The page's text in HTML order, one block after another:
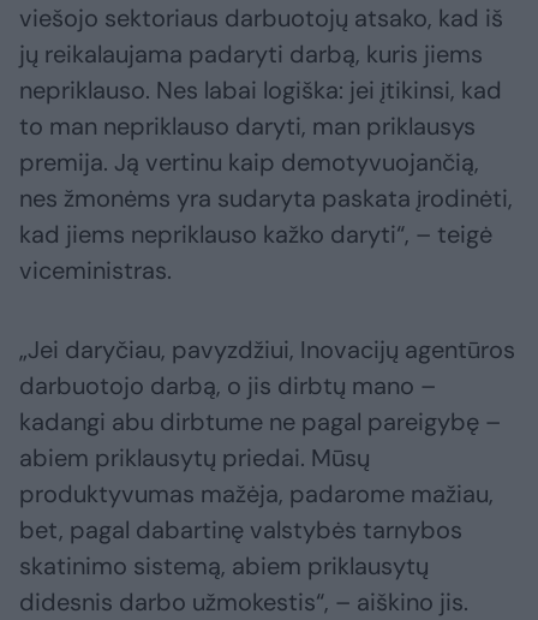
viešojo sektoriaus darbuotojų atsako, kad iš
jų reikalaujama padaryti darbą, kuris jiems
nepriklauso. Nes labai logiška: jei įtikinsi, kad
to man nepriklauso daryti, man priklausys
premija. Ją vertinu kaip demotyvuojančią,
nes žmonėms yra sudaryta paskata įrodinėti,
kad jiems nepriklauso kažko daryti“, – teigė
viceministras.
„Jei daryčiau, pavyzdžiui, Inovacijų agentūros
darbuotojo darbą, o jis dirbtų mano –
kadangi abu dirbtume ne pagal pareigybę –
abiem priklausytų priedai. Mūsų
produktyvumas mažėja, padarome mažiau,
bet, pagal dabartinę valstybės tarnybos
skatinimo sistemą, abiem priklausytų
didesnis darbo užmokestis“, – aiškino jis.